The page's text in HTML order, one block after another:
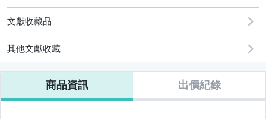
文獻收藏品
其他文獻收藏
商品資訊 出價紀錄